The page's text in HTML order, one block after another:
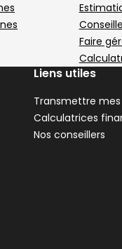
334 600 €
Tain-l'Hermitage -
Maison • 5 pièces •
,
3 chambres
, ,
1 Terrasse
Faire
Liens utiles
Transmettre
Calculatrices
Nos conseillers